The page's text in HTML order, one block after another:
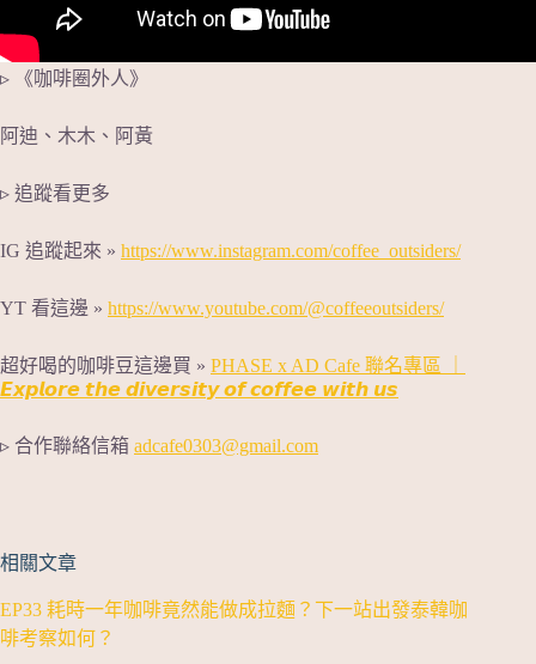
▹ 《咖啡圈外人》
阿迪、木木、阿黃
▹ 追蹤看更多
IG 追蹤起來 » https://www.instagram.com/coffee_outsiders/
YT 看這邊 » https://www.youtube.com/@coffeeoutsiders/
超好喝的咖啡豆這邊買 » PHASE x AD Cafe 聯名專區 ｜
𝙀𝙭𝙥𝙡𝙤𝙧𝙚 𝙩𝙝𝙚 𝙙𝙞𝙫𝙚𝙧𝙨𝙞𝙩𝙮 𝙤𝙛 𝙘𝙤𝙛𝙛𝙚𝙚 𝙬𝙞𝙩𝙝 𝙪𝙨
▹ 合作聯絡信箱 adcafe0303@gmail.com
相關文章
EP33 耗時一年咖啡竟然能做成拉麵？下一站出發泰韓咖
啡考察如何？